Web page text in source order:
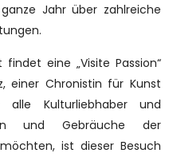
Jahr über zahlreiche
eine „Visite Passion“
einer Chronistin für Kunst
Kulturliebhaber und
und Gebräuche der
ist dieser Besuch